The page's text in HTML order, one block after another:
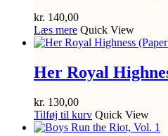
kr. 140,00
Læs mere Quick View
Her Royal
kr. 130,00
Tilføj til kurv Quick View